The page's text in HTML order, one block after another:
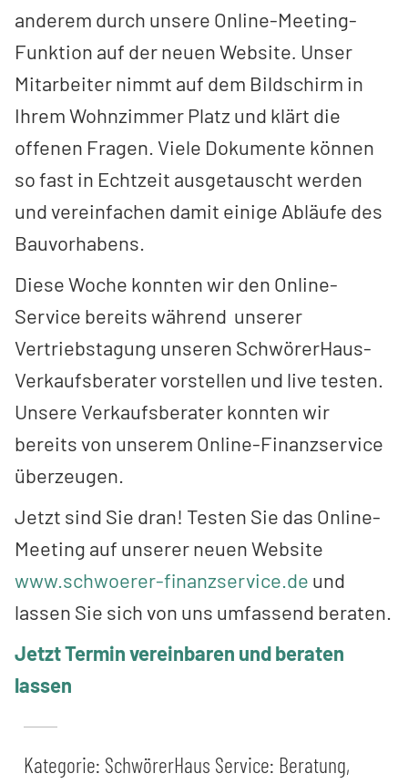
anderem durch unsere Online-Meeting-
Funktion auf der neuen Website Unser
Mitarbeiter nimmt auf dem Bildschirm in
Ihrem Wohnzimmer Platz und klärt die
offenen Fragen. Viele Dokumente können
so fast in Echtzeit ausgetauscht werden
und vereinfachen damit einige Abläufe des
Bauvorhabens.
Diese Woche konnten wir den Online-
Service bereits während unserer
Vertriebstagung unseren SchwörerHaus-
Verkaufsberater vorstellen und live testen.
Unsere Verkaufsberater konnten wir
bereits von unserem Online-Finanzservice
überzeugen.
Jetzt sind Sie dran! Testen Sie das Online-
Meeting auf unserer neuen Website
www.schwoerer-finanzservice.de und
lassen Sie sich von uns umfassend beraten.
Jetzt Termin vereinbaren und beraten
lassen
Kategorie: SchwörerHaus Service: Beratung,